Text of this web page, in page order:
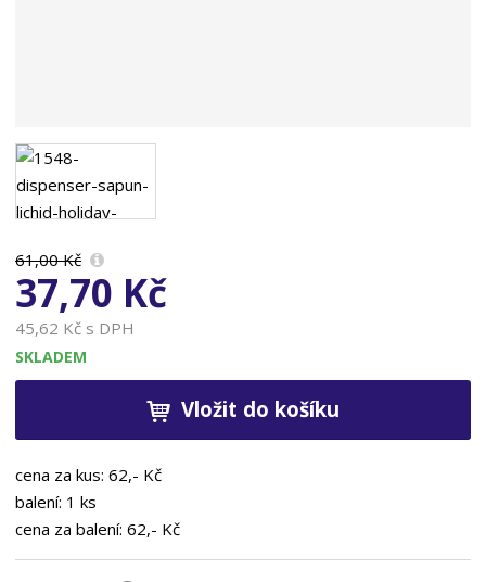
61,00 Kč
37,70 Kč
45,62 Kč s DPH
SKLADEM
Vložit do košíku
cena za kus: 62,- Kč
balení: 1 ks
cena za balení: 62,- Kč